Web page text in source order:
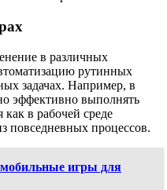
в различных
рутинных
задачах. Например, в
эффективно выполнять
в рабочей среде
повседневных процессов.
игры для